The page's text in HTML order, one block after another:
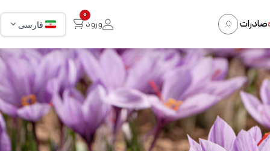
صادرات ورود
0
فارسی